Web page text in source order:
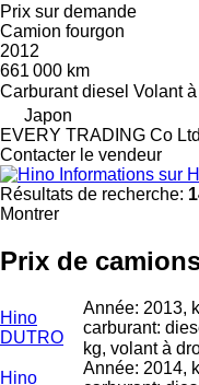
Prix sur demande
Camion fourgon
2012
661 000 km
Carburant diesel Volant
Japon
EVERY TRADING Co Ltd
Contacter le vendeur
Informations sur
Résultats de recherche:
Montrer
Prix de
Hino
DUTRO
Année: 2013,
carburant:
kg, volant à
Hino
Année: 2014,